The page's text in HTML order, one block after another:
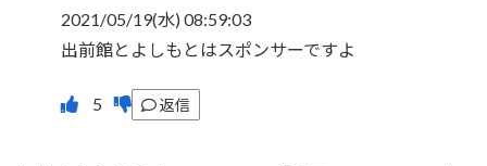
2021/05/19(水) 08:59:03
出前館とよしもとはスポンサーですよ
返信